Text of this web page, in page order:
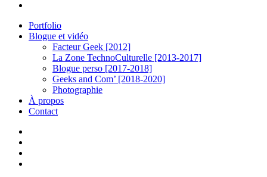
Portfolio
Blogue et vidéo
Facteur Geek [2012]
La Zone TechnoCulturelle [2013-2017]
Blogue perso [2017-2018]
Geeks and Com’ [2018-2020]
Photographie
À propos
Contact